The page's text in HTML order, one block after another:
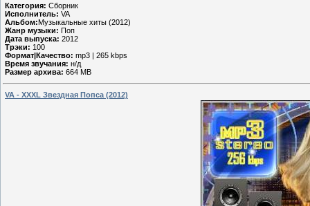
Категория: Сборник
Исполнитель: VA
Альбом:Музыкальные хиты (2012)
Жанр музыки: Поп
Дата выпуска: 2012
Трэки: 100
Формат|Качество: mp3 | 265 kbps
Время звучания: н/д
Размер архива: 664 MB
VA - XXXL Звездная Попса (2012)